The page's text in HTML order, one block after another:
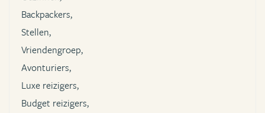
Backpackers,
Stellen,
Vriendengroep,
Avonturiers,
Luxe reizigers,
Budget reizigers,